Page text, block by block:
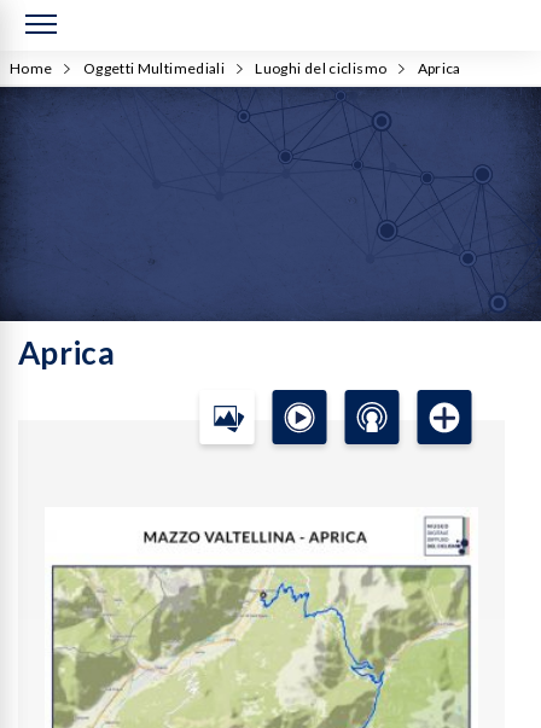
Home Oggetti Multimediali Luoghi del ciclismo Aprica
Aprica